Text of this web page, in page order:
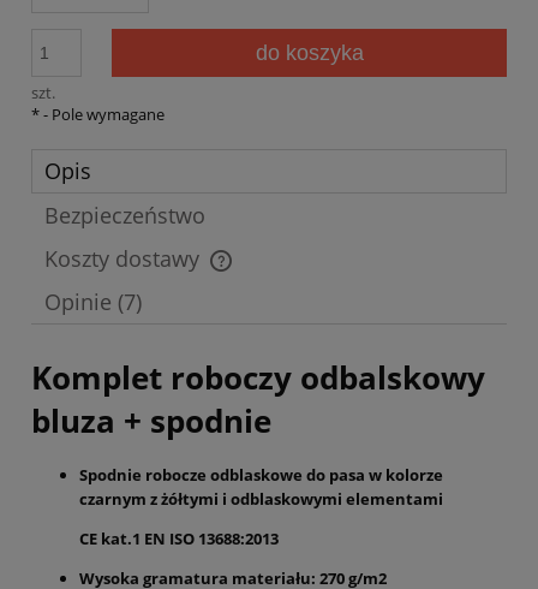
szt.
do koszyka
*- Pole wymagane
Opis
Bezpieczeństwo
Koszty dostawy
Cena nie zawiera ewentualnych kosztów płatności
Opinie (7)
Komplet roboczy odbalskowy
bluza + spodnie
Spodnie robocze odblaskowe do pasa w kolorze
czarnym z żółtymi i odblaskowymi elementami
CE kat.1 EN ISO 13688:2013
Wysoka gramatura materiału: 270 g/m2